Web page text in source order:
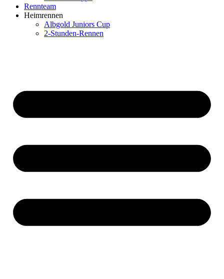
Rennteam
Heimrennen
Albgold Juniors Cup
2-Stunden-Rennen